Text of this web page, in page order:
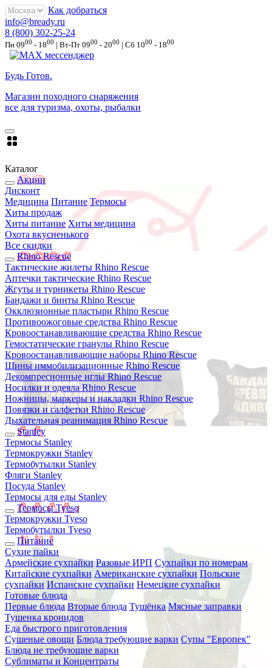
Как добраться
info@bready.ru
8 (800) 302-25-24
Пн 0900 - 1800 | Вт-Пт 0900 - 2000 | Сб 1000 - 1800
Будь Готов.
Магазин походного снаряжения
все для туризма, охоты, рыбалки
Каталог
Акции
Дисконт
Медицина Питание Термосы
Хиты продаж
Хиты питание Хиты медицина
Охота вкусненького
Все скидки
Rhino Rescue
Тактические жилеты Rhino Rescue
Аптечки тактические Rhino Rescue
Жгуты и турникеты Rhino Rescue
Бандажи и бинты Rhino Rescue
Окклюзионные пластыри Rhino Rescue
Противоожоговые средства Rhino Rescue
Кровоостанавливающие средства Rhino Rescue
Гемостатические гранулы Rhino Rescue
Кровоостанавливающие наборы Rhino Rescue
Шины иммобилизационные Rhino Rescue
Декомпресионные иглы Rhino Rescue
Носилки и одеяла Rhino Rescue
Ножницы, маркеры и накладки Rhino Rescue
Повязки и салфетки Rhino Rescue
Дыхательная реанимация Rhino Rescue
Stanley
Термосы Stanley
Термокружки Stanley
Термобутылки Stanley
Фляги Stanley
Посуда Stanley
Термосы для еды Stanley
Термосы Tyeso
Термокружки Tyeso
Термобутылки Tyeso
Питание
Сухие пайки
Армейские сухпайки Разовые ИРП Сухпайки по номерам
Китайские сухпайки Американские сухпайки Польские
сухпайки Испанские сухпайки Немецкие сухпайки
Готовые блюда
Первые блюда Вторые блюда Тушёнка Мясные заправки
Тушенка кронидов
Еда быстрого приготовления
Сушеные овощи Блюда требующие варки Супы "Европек"
Блюда не требующие варки
Сублиматы и Концентраты